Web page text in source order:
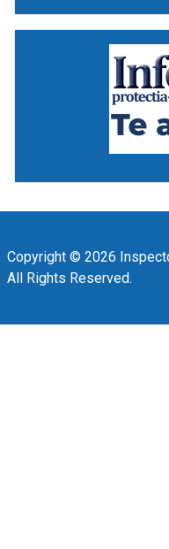
Copyright © 2026
All Rights Reserved.